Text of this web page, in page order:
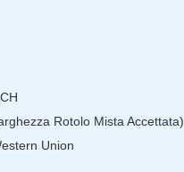
Rotolo Mista Accettata)
Union